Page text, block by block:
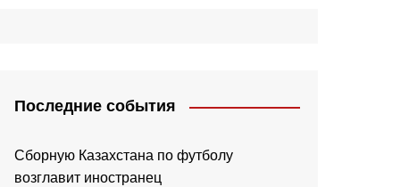
Последние события
Сборную Казахстана по футболу
возглавит иностранец